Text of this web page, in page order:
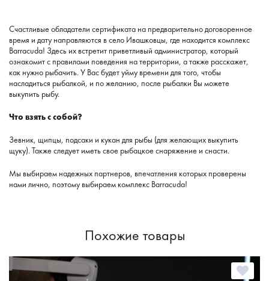
Счастливые обладатели сертификата на предварительно договоренное
время и дату направляются в село Ивашковцы, где находится комплекс
Barracuda! Здесь их встретит приветливый администратор, который
ознакомит с правилами поведения на территории, а также расскажет,
как нужно рыбачить. У Вас будет уйму времени для того, чтобы
насладиться рыбалкой, и по желанию, после рыбалки Вы можете
выкупить рыбу.
Что взять с собой?
Зевник, щипцы, подсаки и кукан для рыбы (для желающих выкупить
щуку). Также следует иметь свое рыбацкое снаряжение и снасти.
Мы выбираем надежных партнеров, впечатления которых проверены
нами лично, поэтому выбираем комплекс Barracuda!
Похожие товары